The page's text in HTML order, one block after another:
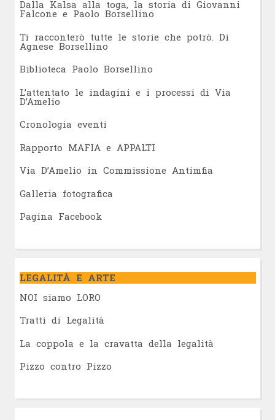
Dalla Kalsa alla toga, la storia di Giovanni
Falcone e Paolo Borsellino
Ti racconterò tutte le storie che potrò. Di
Agnese Borsellino
Biblioteca Paolo Borsellino
L’attentato le indagini e i processi di Via
D’Amelio
Cronologia eventi
Rapporto MAFIA e APPALTI
Via D’Amelio in Commissione Antimfia
Galleria fotografica
Pagina Facebook
LEGALITÀ E ARTE
NOI siamo LORO
Tratti di Legalità
La coppola e la cravatta della legalità
Pizzo contro Pizzo